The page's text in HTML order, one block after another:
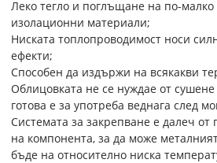
Леко тегло и поглъщане на по-малко
изолационни материали;
Ниската топлопроводимост носи
ефекти;
Способен да издържи на всякакви
Облицовката не се нуждае от
готова е за употреба веднага след
Системата за закрепване е далеч
на компонента, за да може
бъде на относително ниска